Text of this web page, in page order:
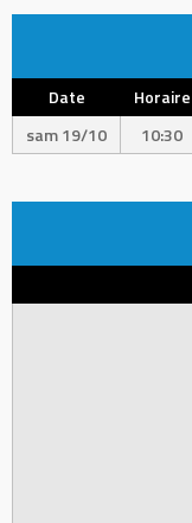
Date Horaire
sam 19/10
10:30